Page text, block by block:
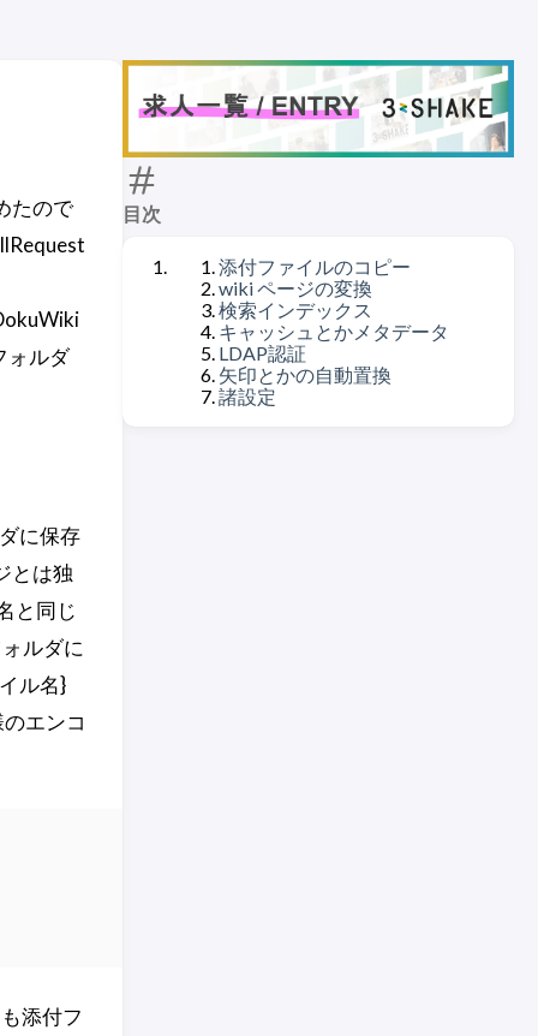
目次
添付ファイルのコピー
wiki ページの変換
検索インデックス
キャッシュとかメタデータ
LDAP認証
矢印とかの自動置換
諸設定
たので
ォルダ
に保存
とは独
と同じ
ルダに
ル名}
エンコ
添付フ